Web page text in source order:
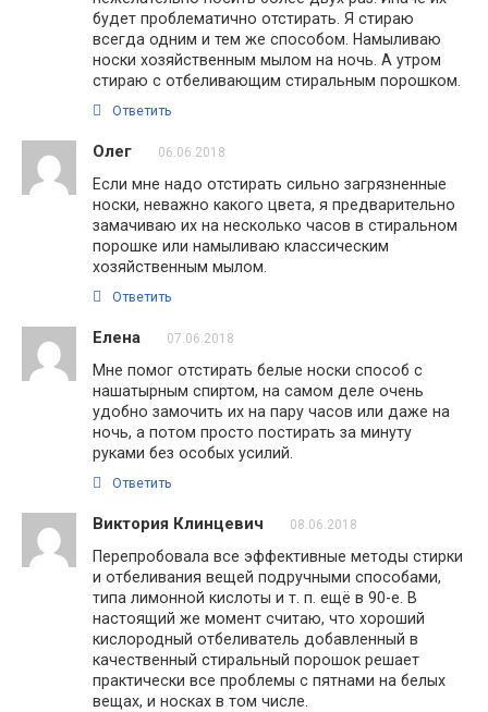
будет проблематично отстирать. Я стираю
всегда одним и тем же способом. Намыливаю
носки хозяйственным мылом на ночь. А утром
стираю с отбеливающим стиральным порошком.
Ответить
Олег 06.06.2018
Если мне надо отстирать сильно загрязненные
носки, неважно какого цвета, я предварительно
замачиваю их на несколько часов в стиральном
порошке или намыливаю классическим
хозяйственным мылом.
Ответить
Елена 07.06.2018
Мне помог отстирать белые носки способ с
нашатырным спиртом, на самом деле очень
удобно замочить их на пару часов или даже на
ночь, а потом просто постирать за минуту
руками без особых усилий.
Ответить
Виктория Клинцевич 08.06.2018
Перепробовала все эффективные методы стирки
и отбеливания вещей подручными способами,
типа лимонной кислоты и т. п. ещё в 90-е. В
настоящий же момент считаю, что хороший
кислородный отбеливатель добавленный в
качественный стиральный порошок решает
практически все проблемы с пятнами на белых
вещах, и носках в том числе.